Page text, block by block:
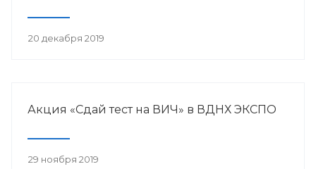
20 декабря 2019
Акция «Сдай тест на ВИЧ» в ВДНХ ЭКСПО
29 ноября 2019